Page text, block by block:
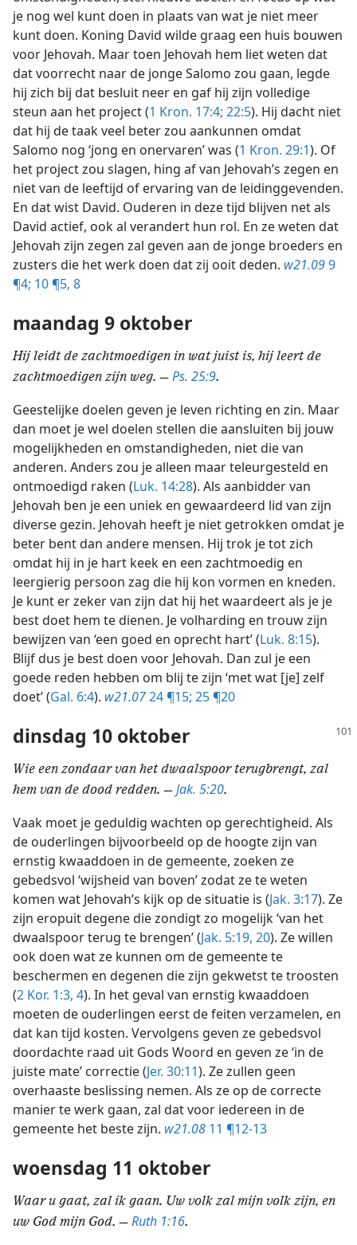
je nog wel kunt doen in plaats van wat je niet meer
kunt doen. Koning David wilde graag een huis bouwen
voor Jehovah. Maar toen Jehovah hem liet weten dat
dat voorrecht naar de jonge Salomo zou gaan, legde
hij zich bij dat besluit neer en gaf hij zijn volledige
steun aan het project (1 Kron. 17:4; 22:5). Hij dacht niet
dat hij de taak veel beter zou aankunnen omdat
Salomo nog ‘jong en onervaren’ was (1 Kron. 29:1). Of
het project zou slagen, hing af van Jehovah’s zegen en
niet van de leeftijd of ervaring van de leidinggevenden.
En dat wist David. Ouderen in deze tijd blijven net als
David actief, ook al verandert hun rol. En ze weten dat
Jehovah zijn zegen zal geven aan de jonge broeders en
zusters die het werk doen dat zij ooit deden. w21.099
¶4; 10 ¶5, 8
maandag 9 oktober
Hij leidt de zachtmoedigen in wat juist is, hij leert de
zachtmoedigen zijn weg. — Ps. 25:9.
Geestelijke doelen geven je leven richting en zin. Maar
dan moet je wel doelen stellen die aansluiten bij jouw
mogelijkheden en omstandigheden, niet die van
anderen. Anders zou je alleen maar teleurgesteld en
ontmoedigd raken (Luk. 14:28). Als aanbidder van
Jehovah ben je een uniek en gewaardeerd lid van zijn
diverse gezin. Jehovah heeft je niet getrokken omdat je
beter bent dan andere mensen. Hij trok je tot zich
omdat hij in je hart keek en een zachtmoedig en
leergierig persoon zag die hij kon vormen en kneden.
Je kunt er zeker van zijn dat hij het waardeert als je je
best doet hem te dienen. Je volharding en trouw zijn
bewijzen van ‘een goed en oprecht hart’ (Luk. 8:15).
Blijf dus je best doen voor Jehovah. Dan zul je een
goede reden hebben om blij te zijn ‘met wat [je] zelf
doet’ (Gal. 6:4). w21.0724 ¶15; 25 ¶20
dinsdag 10 oktober
Wie een zondaar van het dwaalspoor terugbrengt, zal
hem van de dood redden. — Jak. 5:20.
Vaak moet je geduldig wachten op gerechtigheid. Als
de ouderlingen bijvoorbeeld op de hoogte zijn van
ernstig kwaaddoen in de gemeente, zoeken ze
gebedsvol ‘wijsheid van boven’ zodat ze te weten
komen wat Jehovah’s kijk op de situatie is (Jak. 3:17). Ze
zijn eropuit degene die zondigt zo mogelijk ‘van het
dwaalspoor terug te brengen’ (Jak. 5:19, 20). Ze willen
ook doen wat ze kunnen om de gemeente te
beschermen en degenen die zijn gekwetst te troosten
(2 Kor. 1:3, 4). In het geval van ernstig kwaaddoen
moeten de ouderlingen eerst de feiten verzamelen, en
dat kan tijd kosten. Vervolgens geven ze gebedsvol
doordachte raad uit Gods Woord en geven ze ‘in de
juiste mate’ correctie (Jer. 30:11). Ze zullen geen
overhaaste beslissing nemen. Als ze op de correcte
manier te werk gaan, zal dat voor iedereen in de
gemeente het beste zijn. w21.08 11 ¶12-13
woensdag 11 oktober
Waar u gaat, zal ik gaan. Uw volk zal mijn volk zijn, en
uw God mijn God. — Ruth 1:16.